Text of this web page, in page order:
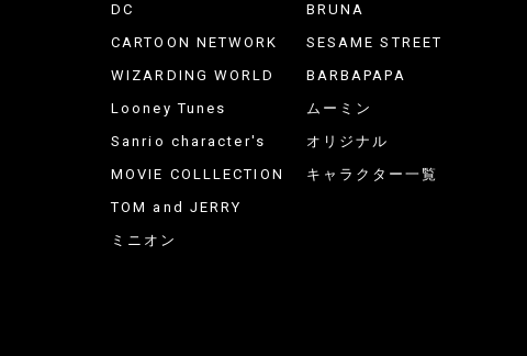
DC
CARTOON NETWORK
WIZARDING WORLD
Looney Tunes
Sanrio character's
MOVIE COLLLECTION
TOM and JERRY
ミニオン
BRUNA
SESAME STREET
BARBAPAPA
ムーミン
オリジナル
キャラクター一覧